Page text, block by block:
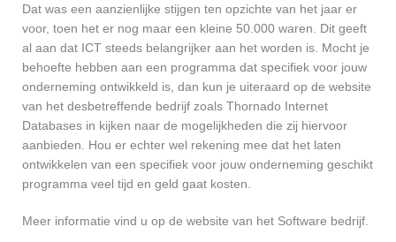
Dat was een aanzienlijke stijgen ten opzichte van het jaar er
voor, toen het er nog maar een kleine 50.000 waren. Dit geeft
al aan dat ICT steeds belangrijker aan het worden is. Mocht je
behoefte hebben aan een programma dat specifiek voor jouw
onderneming ontwikkeld is, dan kun je uiteraard op de website
van het desbetreffende bedrijf zoals Thornado Internet
Databases in kijken naar de mogelijkheden die zij hiervoor
aanbieden. Hou er echter wel rekening mee dat het laten
ontwikkelen van een specifiek voor jouw onderneming geschikt
programma veel tijd en geld gaat kosten.
Meer informatie vind u op de website van het Software bedrijf.